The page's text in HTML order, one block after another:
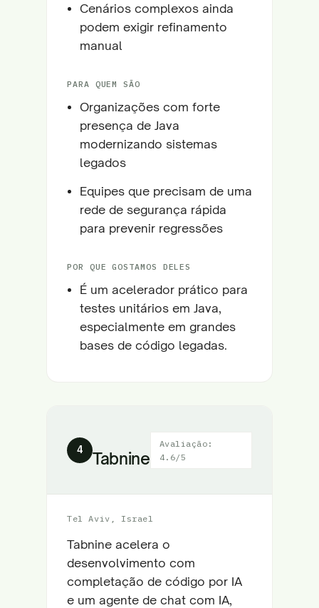
Cenários complexos ainda
podem exigir refinamento
manual
PARA QUEM SÃO
Organizações com forte
presença de Java
modernizando sistemas
legados
Equipes que precisam de uma
rede de segurança rápida
para prevenir regressões
POR QUE GOSTAMOS DELES
É um acelerador prático para
testes unitários em Java,
especialmente em grandes
bases de código legadas.
4 Tabnine
Avaliação:
4.6/5
Tel Aviv, Israel
Tabnine acelera o
desenvolvimento com
completação de código por IA
e um agente de chat com IA,